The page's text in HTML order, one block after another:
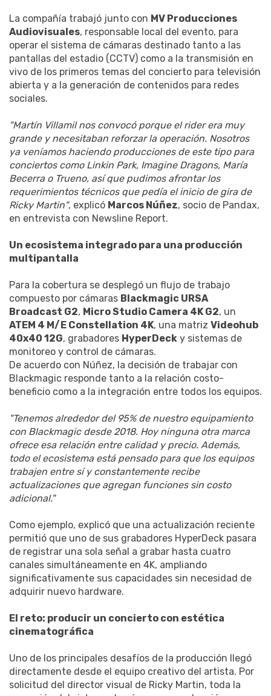
La compañía trabajó junto con MV Producciones
Audiovisuales, responsable local del evento, para
operar el sistema de cámaras destinado tanto a las
pantallas del estadio (CCTV) como a la transmisión en
vivo de los primeros temas del concierto para televisión
abierta y a la generación de contenidos para redes
sociales.
"Martín Villamil nos convocó porque el rider era muy
grande y necesitaban reforzar la operación. Nosotros
ya veníamos haciendo producciones de este tipo para
conciertos como Linkin Park, Imagine Dragons, María
Becerra o Trueno, así que pudimos afrontar los
requerimientos técnicos que pedía el inicio de gira de
Ricky Martin", explicó Marcos Núñez, socio de Pandax,
en entrevista con Newsline Report.
Un ecosistema integrado para una producción
multipantalla
Para la cobertura se desplegó un flujo de trabajo
compuesto por cámaras Blackmagic URSA
Broadcast G2, Micro Studio Camera 4K G2, un
ATEM 4 M/E Constellation 4K, una matriz Videohub
40x40 12G, grabadores HyperDeck y sistemas de
monitoreo y control de cámaras.
De acuerdo con Núñez, la decisión de trabajar con
Blackmagic responde tanto a la relación costo-
beneficio como a la integración entre todos los equipos.
"Tenemos alrededor del 95% de nuestro equipamiento
con Blackmagic desde 2018. Hoy ninguna otra marca
ofrece esa relación entre calidad y precio. Además,
todo el ecosistema está pensado para que los equipos
trabajen entre sí y constantemente recibe
actualizaciones que agregan funciones sin costo
adicional."
Como ejemplo, explicó que una actualización reciente
permitió que uno de sus grabadores HyperDeck pasara
de registrar una sola señal a grabar hasta cuatro
canales simultáneamente en 4K, ampliando
significativamente sus capacidades sin necesidad de
adquirir nuevo hardware.
El reto: producir un concierto con estética
cinematográfica
Uno de los principales desafíos de la producción llegó
directamente desde el equipo creativo del artista. Por
solicitud del director visual de Ricky Martin, toda la